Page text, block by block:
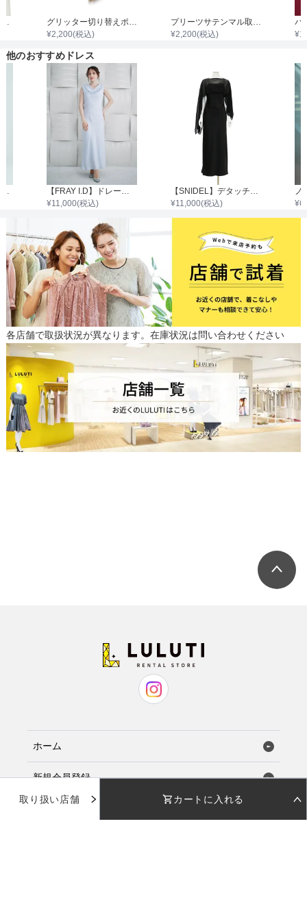
¥2,200(税込)
¥2,200(税込) ¥
他のおすすめドレス
¥11,000(税込)
¥11,000(税込) ¥
各店舗で取扱状況が異なります。在庫状況は問い合わせください
ホーム
新規会員登録
取り扱い店舗 カートに入れる
STEP 01
STEP 02